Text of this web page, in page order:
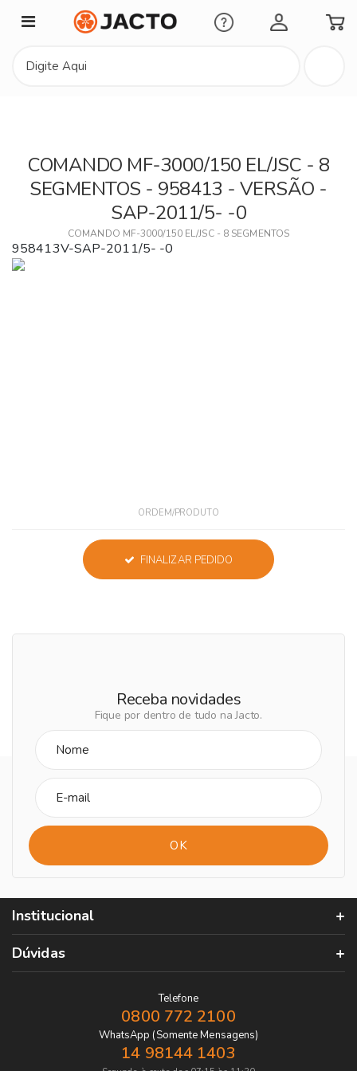
Minha Conta
COMANDO MF-3000/150 EL/JSC - 8
SEGMENTOS - 958413 - VERSÃO -
SAP-2011/5- -0
COMANDO MF-3000/150 EL/JSC - 8 SEGMENTOS
958413V-SAP-2011/5- -0
ORDEM/PRODUTO
FINALIZAR PEDIDO
Receba novidades
Fique por dentro de tudo na Jacto.
Institucional
Dúvidas
Telefone
0800 772 2100
WhatsApp (Somente Mensagens)
14 98144 1403